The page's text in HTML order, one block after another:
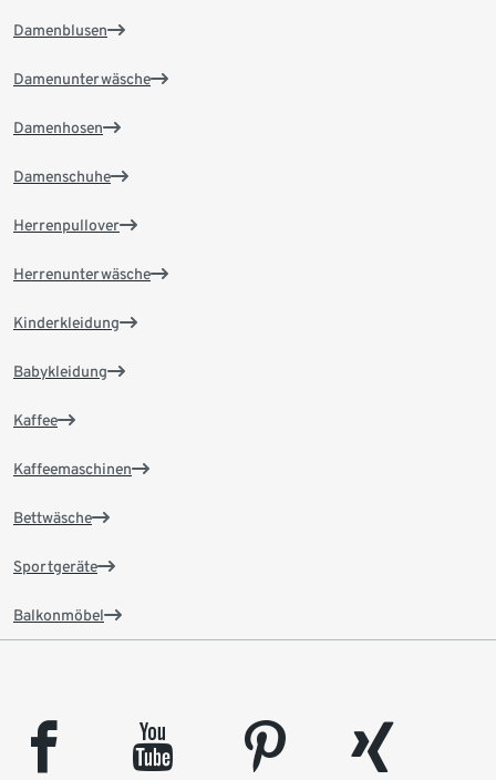
Damenblusen
Damenunterwäsche
Damenhosen
Damenschuhe
Herrenpullover
Herrenunterwäsche
Kinderkleidung
Babykleidung
Kaffee
Kaffeemaschinen
Bettwäsche
Sportgeräte
Balkonmöbel
facebook youtube pinterest
xing